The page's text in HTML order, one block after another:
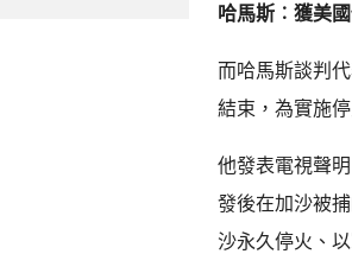
哈馬斯︰獲美
而哈馬斯談判
結束，為實施
他發表電視聲
發後在加沙被
沙永久停火、